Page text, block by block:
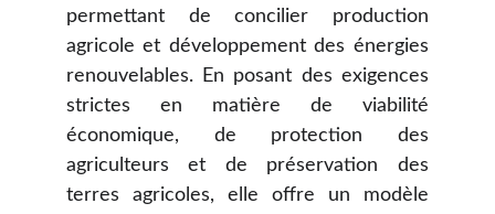
permettant de concilier production
agricole et développement des énergies
renouvelables. En posant des exigences
strictes en matière de viabilité
économique, de protection des
agriculteurs et de préservation des
terres agricoles, elle offre un modèle